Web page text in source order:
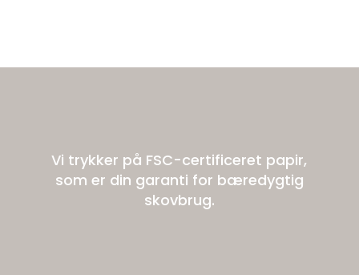
Vi trykker på FSC-certificeret papir,
som er din garanti for bæredygtig
skovbrug.